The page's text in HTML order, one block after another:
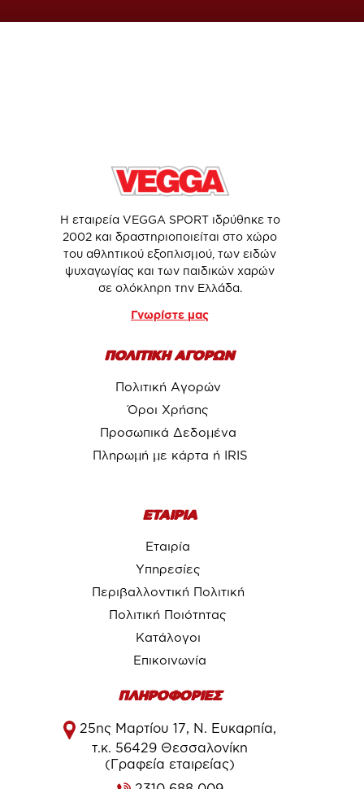
Η εταιρεία VEGGA SPORT ιδρύθηκε το
2002 και δραστηριοποιείται στο χώρο
του αθλητικού εξοπλισμού, των ειδών
ψυχαγωγίας και των παιδικών χαρών
σε ολόκληρη την Ελλάδα.
Γνωρίστε μας
ΠΟΛΙΤΙΚΗ ΑΓΟΡΩΝ
Πολιτική Αγορών
Όροι Χρήσης
Προσωπικά Δεδομένα
Πληρωμή με κάρτα ή IRIS
ΕΤΑΙΡΙΑ
Εταιρία
Υπηρεσίες
Περιβαλλοντική Πολιτική
Πολιτική Ποιότητας
Κατάλογοι
Επικοινωνία
ΠΛΗΡΟΦΟΡΙΕΣ
25ης Μαρτίου 17, Ν. Ευκαρπία,
τ.κ. 56429 Θεσσαλονίκη
(Γραφεία εταιρείας)